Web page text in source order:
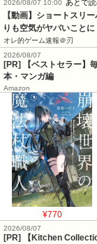
2026/08/07 10:00
あとで
【動画】ショートスリ
りも空気がヤバいことに
オレ的ゲーム速報＠刃
2026/08/07
[PR] 【ベストセラー】
本・マンガ編
Amazon
¥770
2026/08/07
[PR] 【Kitchen